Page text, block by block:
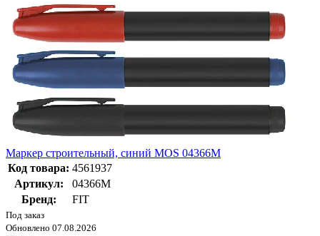
Маркер строительный, синий MOS 04366М
Код товара: 4561937
Артикул:
04366М
Бренд:
FIT
Под заказ
Обновлено 07.08.2026